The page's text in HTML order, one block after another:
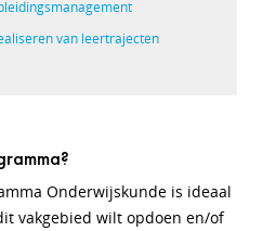
van leertrajecten
Onderwijskunde is ideaal
vakgebied wilt opdoen en/of